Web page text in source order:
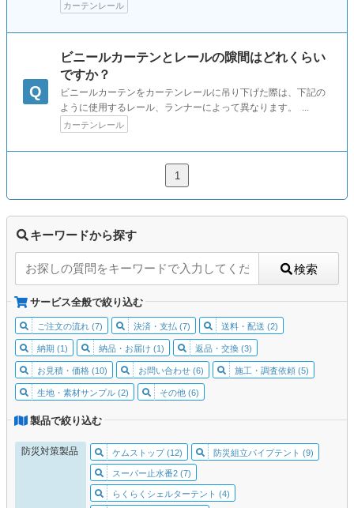
カーテンレール
Q
ビニールカーテンとレールの隙間はどれくらい
ですか？
ビニールカーテンをカーテンレールに吊り下げた際は、下記の
ように使用するレール、ランナーによって異なります。 ...
カーテンレール
1
キーワードから探す
検索
サービス全般で絞り込む
ご注文の流れ (7) 決済・支払 (7) 送料・配送 (2)
納期 (1) 納品・お届け (1) 返品・交換 (3)
お見積・価格 (10) お問い合わせ (6) 施工・調査依頼 (5)
生地・素材サンプル (2) その他 (6)
製品で絞り込む
防災対策製品 ケムストップ (12) 防災組立パイプテント (9)
スーパー止水番2 (7)
らくらくシェルターテント (4)